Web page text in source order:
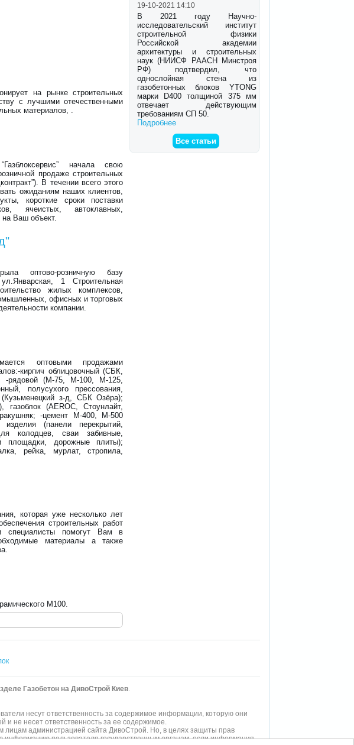
19-10-2021 14:10
В 2021 году Научно-
исследовательский институт
строительной физики
Российской академии
архитектуры и строительных
наук (НИИСФ РААСН Минстроя
РФ) подтвердил, что
однослойная стена из
газобетонных блоков YTONG
марки D400 толщиной 375 мм
отвечает действующим
требованиям СП 50.
Подробнее
Все статьи
на рынке строительных
с лучшими отечественными
материалов, .
начала свою
продаже строительных
В течении всего этого
ожиданиям наших клиентов,
короткие сроки поставки
ячеистых, автоклавных,
на Ваш объект.
оптово-розничную базу
1 Строительная
жилых комплексов,
офисных и торговых
компании.
оптовыми продажами
кирпич облицовочный (СБК,
-рядовой (М-75, М-100, М-125,
полусухого прессования,
з-д, СБК Озёра);
газоблок (AEROC, Стоунлайт,
-цемент М-400, М-500
(панели перекрытий,
колодцев, сваи забивные,
площадки, дорожные плиты);
рейка, мурлат, стропила,
которая уже несколько лет
строительных работ
специалисты помогут Вам в
материалы а также
М100.
Газобетон на ДивоСтрой Киев.
несут ответственность за содержимое информации, которую они
и не несет ответственность за ее содержимое.
лицам администрацией сайта ДивоСтрой. Но, в целях защиты прав
информацию пользователя государственным органам, если информация,